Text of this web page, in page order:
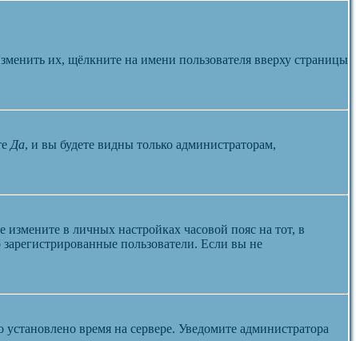
их, щёлкните на имени пользователя вверху страницы
Да, и вы будете видны только администраторам,
в личных настройках часовой пояс на тот, в
пользователи. Если вы не
время на сервере. Уведомите администратора